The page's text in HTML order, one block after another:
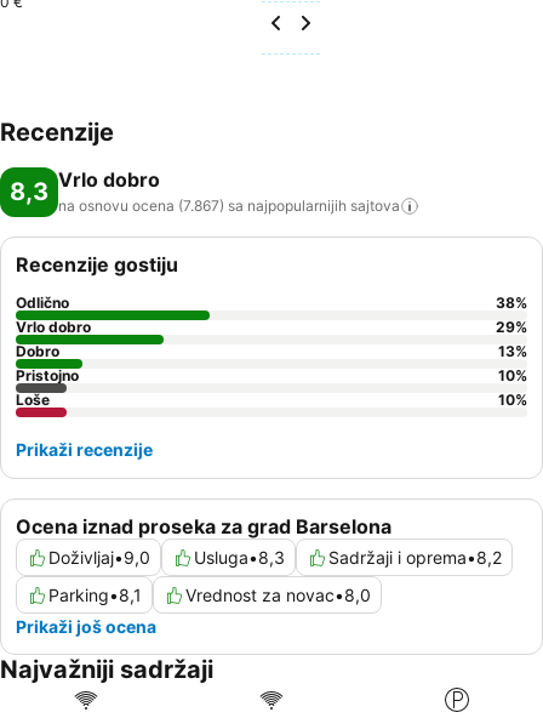
Recenzije
8,3 Vrlo dobro
na osnovu ocena (7.867) sa najpopularnijih sajtova
Ocena iznad proseka za grad Barselona
Doživljaj•9,0 Usluga•8,3 Sadržaji i oprema•8,2
Parking•8,1 Vrednost za novac•8,0
Prikaži još ocena
Recenzije gostiju
Odlično 38%
Vrlo dobro
29%
Dobro
13%
Pristojno
10%
Loše
10%
Prikaži recenzije
Najvažniji sadržaji